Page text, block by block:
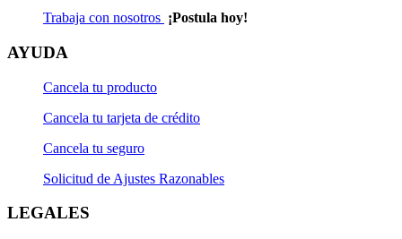
Trabaja con nosotros ¡Postula hoy!
AYUDA
Cancela tu producto
Cancela tu tarjeta de crédito
Cancela tu seguro
Solicitud de Ajustes Razonables
LEGALES